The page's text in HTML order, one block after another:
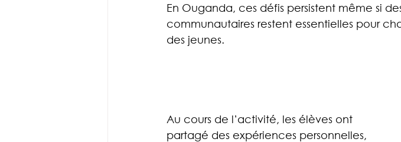
En Ouganda, ces défis persistent même si
communautaires restent essentielles pour
des jeunes.
Au cours de l’activité, les élèves ont
partagé des expériences personnelles,